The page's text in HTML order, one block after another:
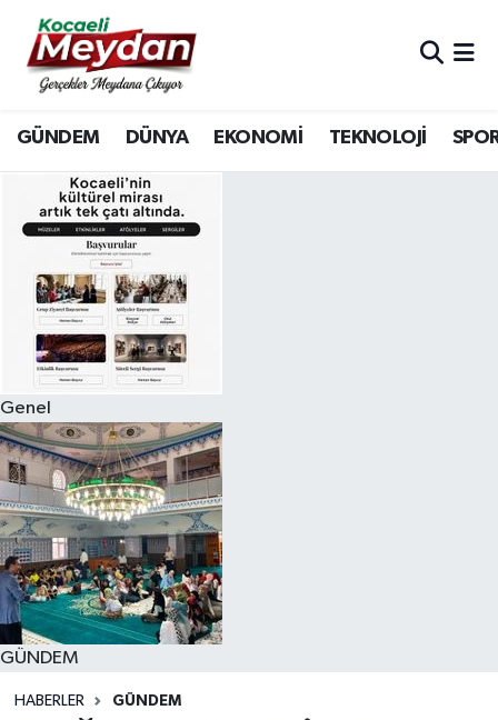
GÜNDEM DÜNYA EKONOMİ TEKNOLOJİ
Genel
GÜNDEM
HABERLER GÜNDEM
Nöbetçi Eczaneler
Hava Durumu
Trafik Durumu
Süper Lig Puan Durumu ve Fikstür
Tüm Manşetler
Son Dakika Haberleri
Haber Arşivi